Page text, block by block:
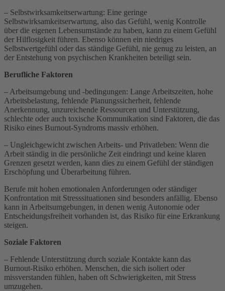
– Selbstwirksamkeitserwartung: Eine geringe
Selbstwirksamkeitserwartung, also das Gefühl, wenig Kontrolle
über die eigenen Lebensumstände zu haben, kann zu einem Gefühl
der Hilflosigkeit führen. Ebenso können ein niedriges
Selbstwertgefühl oder das ständige Gefühl, nie genug zu leisten, an
der Entstehung von psychischen Krankheiten beteiligt sein.
Berufliche Faktoren
– Arbeitsumgebung und -bedingungen: Lange Arbeitszeiten, hohe
Arbeitsbelastung, fehlende Planungssicherheit, fehlende
Anerkennung, unzureichende Ressourcen und Unterstützung,
schlechte oder auch toxische Kommunikation sind Faktoren, die das
Risiko eines Burnout-Syndroms massiv erhöhen.
– Ungleichgewicht zwischen Arbeits- und Privatleben: Wenn die
Arbeit ständig in die persönliche Zeit eindringt und keine klaren
Grenzen gesetzt werden, kann dies zu einem Gefühl der ständigen
Erschöpfung und Überarbeitung führen.
Berufe mit hohen emotionalen Anforderungen oder ständiger
Konfrontation mit Stresssituationen sind besonders anfällig. Ebenso
kann in Arbeitsumgebungen, in denen wenig Autonomie oder
Entscheidungsfreiheit vorhanden ist, das Risiko für eine Erkrankung
steigen.
Soziale Faktoren
– Fehlende Unterstützung durch soziale Kontakte kann das
Burnout-Risiko erhöhen. Menschen, die sich isoliert oder
missverstanden fühlen, haben oft Schwierigkeiten, mit Stress
umzugehen.